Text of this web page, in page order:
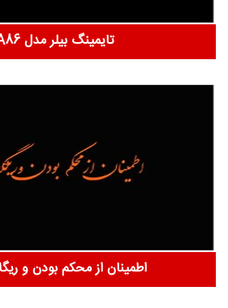
تایمینگ بیلر مدل RSA86
اطمینان از محکم بودن و